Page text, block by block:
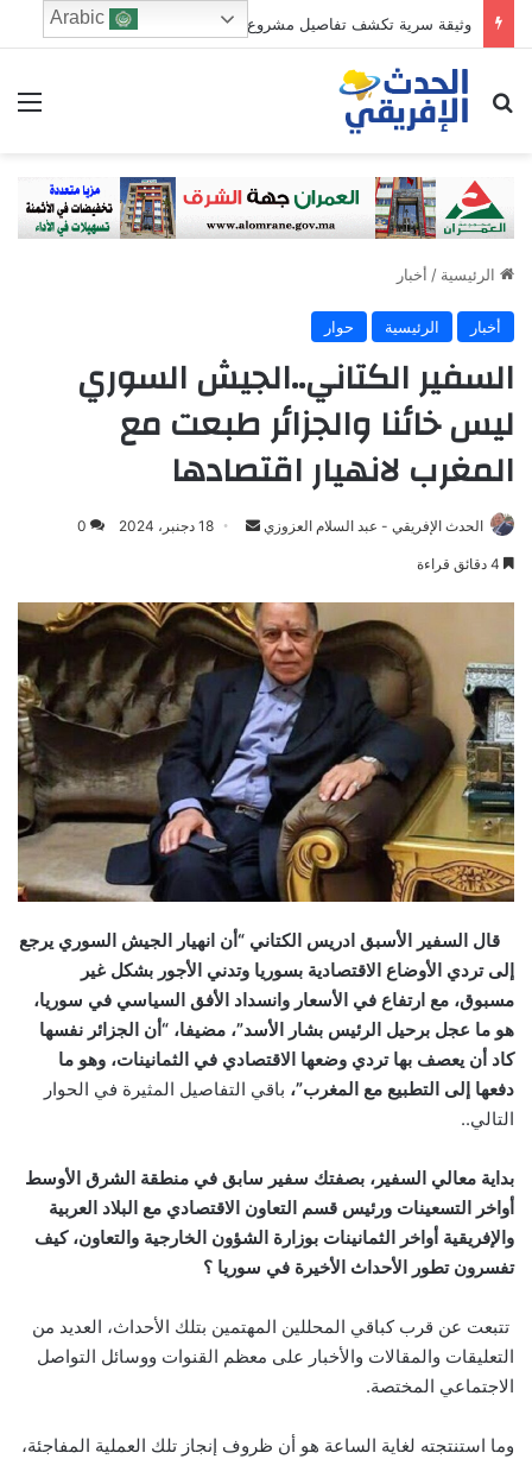
وثيقة سرية تكشف تفاصيل مشروع إنفانتينو بقيمة 20 مليار دولار
ابحث عن
الرئيسية / أخبار
أخبار الرئيسية حوار
السفير الكتاني..الجيش السوري
ليس خائنا والجزائر طبعت مع
المغرب لانهيار اقتصادها
الحدث الإفريقي - عبد السلام العزوزي
Send18 دجنبر، 2024 0
قال السفير الأسبق ادريس الكتاني “أن انهيار الجيش السوري يرجع
إلى تردي الأوضاع الاقتصادية بسوريا وتدني الأجور بشكل غير
مسبوق، مع ارتفاع في الأسعار وانسداد الأفق السياسي في سوريا،
هو ما عجل برحيل الرئيس بشار الأسد”، مضيفا، “أن الجزائر نفسها
كاد أن يعصف بها تردي وضعها الاقتصادي في الثمانينات، وهو ما
دفعها إلى التطبيع مع المغرب”، باقي التفاصيل المثيرة في الحوار
التالي..
بداية معالي السفير، بصفتك سفير سابق في منطقة الشرق الأوسط
أواخر التسعينات ورئيس قسم التعاون الاقتصادي مع البلاد العربية
والإفريقية أواخر الثمانينات بوزارة الشؤون الخارجية والتعاون، كيف
تفسرون تطور الأحداث الأخيرة في سوريا ؟
‏ تتبعت عن قرب كباقي المحللين المهتمين بتلك الأحداث، العديد من
التعليقات والمقالات والأخبار على معظم القنوات ووسائل التواصل
الاجتماعي المختصة.
‏وما استنتجته لغاية الساعة هو أن ظروف إنجاز تلك العملية المفاجئة،
Arabic